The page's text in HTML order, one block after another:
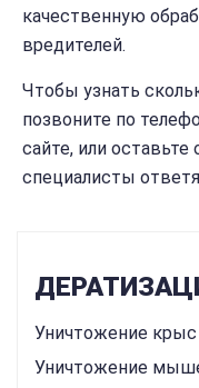
качественную
вредителей.
Чтобы узнать
позвоните по
сайте, или оставьте
специалисты
Уничтожение крыс
Уничтожение